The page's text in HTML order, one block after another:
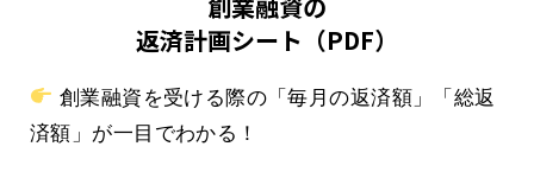
返済計画シート（PDF）
創業融資を受ける際の「毎月の返済額」「総返
済額」が一目でわかる！